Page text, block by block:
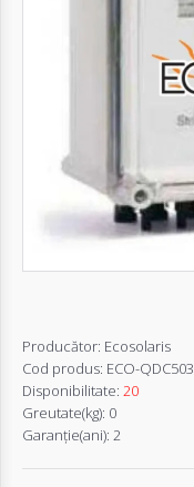
Configurator
Producător: Ecosolaris
Cod produs: ECO-
Disponibilitate: 20
Greutate(kg): 0
Garanţie(ani): 2